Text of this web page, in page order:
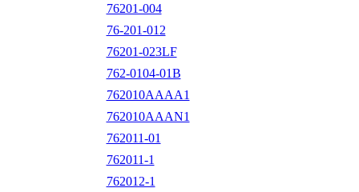
76201-004
76-201-012
76201-023LF
762-0104-01B
762010AAAA1
762010AAAN1
762011-01
762011-1
762012-1